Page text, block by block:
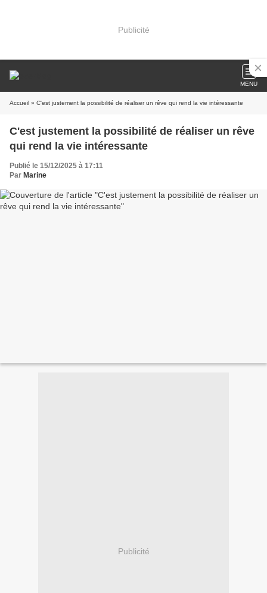
Publicité
MENU
Accueil » C'est justement la possibilité de réaliser un rêve qui rend la vie intéressante
C'est justement la possibilité de réaliser un rêve
qui rend la vie intéressante
Publié le 15/12/2025 à 17:11
Par Marine
Publicité